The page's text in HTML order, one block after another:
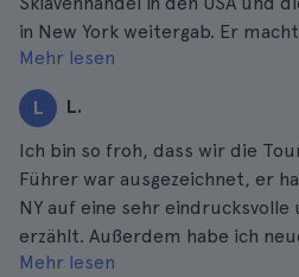
in New York weitergab. Er
darauf, mehr zu erfahren,
diese Tour zu buchen!
Mehr lesen
L L.
Ich bin so froh, dass wir die
Führer war ausgezeichnet, er
NY auf eine sehr eindrucksvolle
erzählt. Außerdem habe ich
nicht kannte, und die Tour war
Mehr lesen